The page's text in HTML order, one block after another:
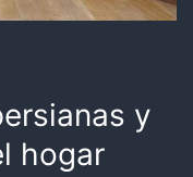
y
hogar